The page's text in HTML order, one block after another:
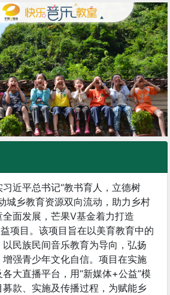
平总书记“教书育人，立德树
城乡教育资源双向流动，助力乡村
面发展，芒果V基金着力打造
项目。该项目旨在以美育教育中的
民族民间音乐教育为导向，弘扬
强青少年文化自信。项目在实施
大直播平台，用“新媒体+公益”模
款、实施及传播过程，为赋能乡